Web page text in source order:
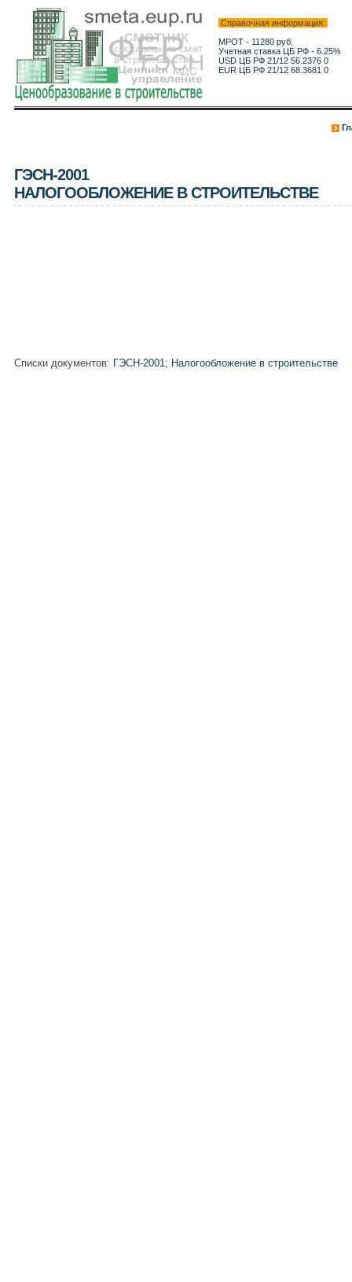
Справочная информация:
МРОТ - 11280 руб.
Учетная ставка ЦБ РФ - 6.25%
USD ЦБ РФ 21/12 56.2376 0
EUR ЦБ РФ 21/12 68.3681 0
ГЭСН-2001
НАЛОГООБЛОЖЕНИЕ В СТРОИТЕЛЬСТВЕ
Списки документов: ГЭСН-2001; Налогообложение в строительстве